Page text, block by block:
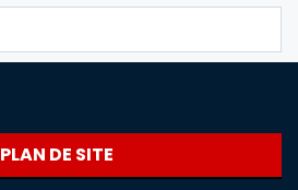
PLAN DE SITE